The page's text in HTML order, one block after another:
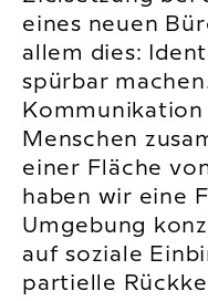
eines neuen
allem dies:
spürbar
Menschen
einer Fläche
haben wir eine
Umgebung
auf soziale
partielle